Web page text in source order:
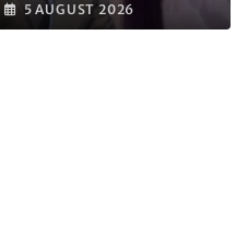
5 AUGUST 2026